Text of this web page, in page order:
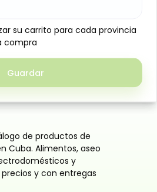
ml, 6 unidades sabor mango.
de fruta real, no es
dulce y natural.
de productos de
Cuba. Alimentos, aseo
y
y con entregas
su carrito para cada provincia
compra
Guardar
su carrito para cada provincia
compra
Guardar